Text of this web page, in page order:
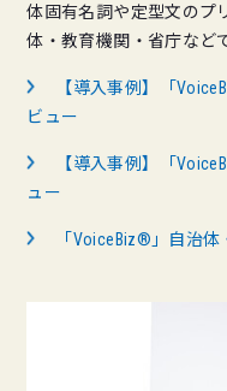
体固有名詞や定型文のプ
体・教育機関・省庁など
【導入事例】「
ビュー
【導入事例】「
ュー
「VoiceBiz®」自治